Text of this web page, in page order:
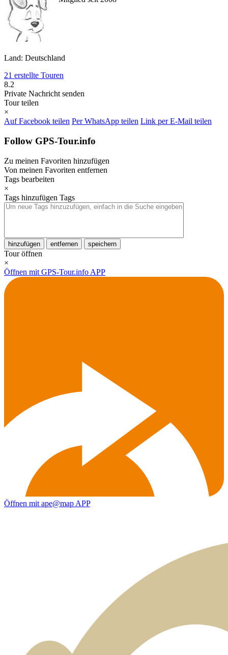
Land: Deutschland
21 erstellte Touren
8.2
Private Nachricht senden
Tour teilen
×
Auf Facebook teilen Per WhatsApp teilen Link per E-Mail teilen
Follow GPS-Tour.info
Zu meinen Favoriten hinzufügen
Von meinen Favoriten entfernen
Tags bearbeiten
×
Tags hinzufügen Tags
hinzufügen entfernen speichern
Tour öffnen
×
Öffnen mit GPS-Tour.info APP
Öffnen mit ape@map APP